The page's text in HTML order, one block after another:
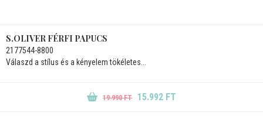
S.OLIVER FÉRFI PAPUCS
2177544-8800
Válaszd a stílus és a kényelem tökéletes...
19.990 FT 15.992 FT